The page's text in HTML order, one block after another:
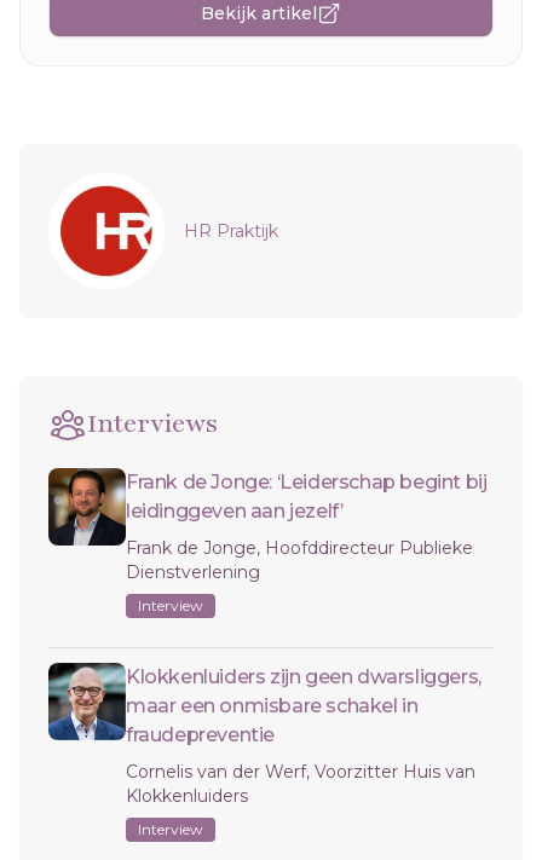
Bekijk artikel
Sidebar
HR Praktijk
Interviews
Frank de Jonge: ‘Leiderschap begint bij
leidinggeven aan jezelf’
Frank de Jonge, Hoofddirecteur Publieke
Dienstverlening
Interview
Klokkenluiders zijn geen dwarsliggers,
maar een onmisbare schakel in
fraudepreventie
Cornelis van der Werf, Voorzitter Huis van
Klokkenluiders
Interview